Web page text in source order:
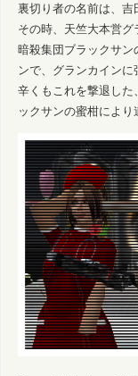
裏切り者の名前は、吉
その時、天竺大本営
暗殺集団ブラックサ
ンで、グランカインに
辛くもこれを撃退し
ックサンの蜜柑により